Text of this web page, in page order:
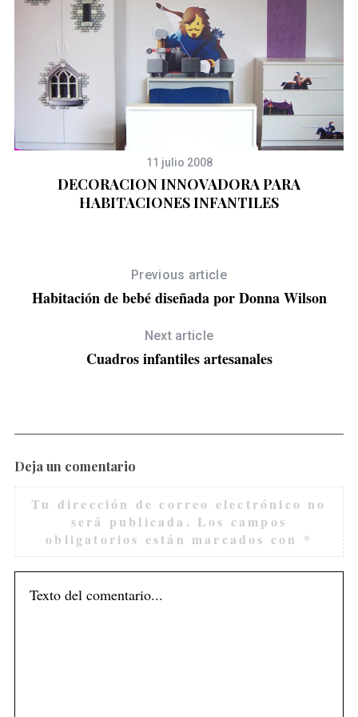
11 julio 2008
DECORACION INNOVADORA PARA
HABITACIONES INFANTILES
Previous article
Habitación de bebé diseñada por Donna Wilson
Next article
Cuadros infantiles artesanales
Deja un comentario
Tu dirección de correo electrónico no
será publicada. Los campos
obligatorios están marcados con *